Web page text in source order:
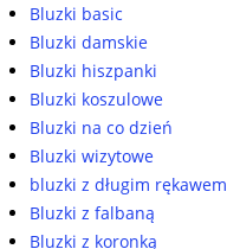
Bluzki basic
Bluzki damskie
Bluzki hiszpanki
Bluzki koszulowe
Bluzki na co dzień
Bluzki wizytowe
bluzki z długim rękawem
Bluzki z falbaną
Bluzki z koronką